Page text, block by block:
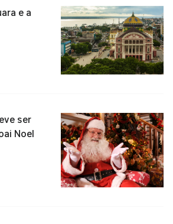
e a
ser
Noel